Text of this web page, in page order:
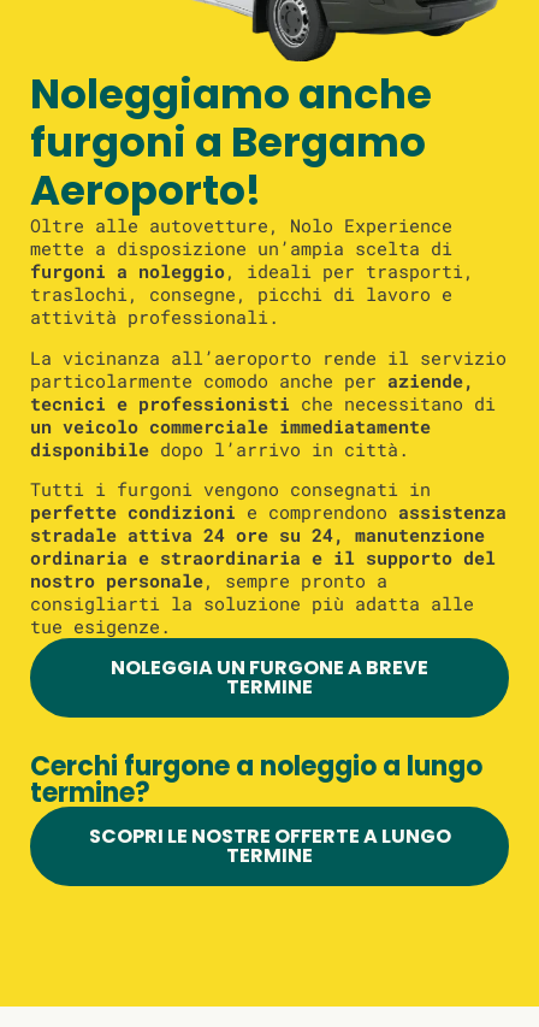
Noleggiamo anche
furgoni a Bergamo
Aeroporto!
Oltre alle autovetture, Nolo Experience
mette a disposizione un’ampia scelta di
furgoni a noleggio, ideali per trasporti,
traslochi, consegne, picchi di lavoro e
attività professionali.
La vicinanza all’aeroporto rende il servizio
particolarmente comodo anche per aziende,
tecnici e professionisti che necessitano di
un veicolo commerciale immediatamente
disponibile dopo l’arrivo in città.
Tutti i furgoni vengono consegnati in
perfette condizioni e comprendono assistenza
stradale attiva 24 ore su 24, manutenzione
ordinaria e straordinaria e il supporto del
nostro personale, sempre pronto a
consigliarti la soluzione più adatta alle
tue esigenze.
NOLEGGIA UN FURGONE A BREVE
TERMINE
Cerchi furgone a noleggio a lungo
termine?
SCOPRI LE NOSTRE OFFERTE A LUNGO
TERMINE